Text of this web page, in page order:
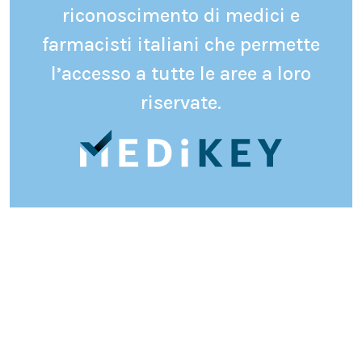
riconoscimento di medici e
farmacisti italiani che permette
l’accesso a tutte le aree a loro
riservate.